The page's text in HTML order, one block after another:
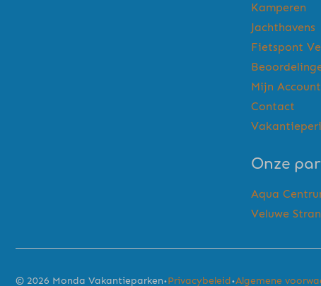
Kamperen
Jachthavens
Fietspont
Mijn Account
Contact
Onze
Aqua
Veluwe
© 2026 Monda Vakantieparken·Privacybeleid·Algemene